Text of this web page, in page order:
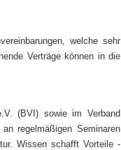
welche sehr
Verträge können in die
(BVI) sowie im Verband
regelmäßigen Seminaren
Wissen schafft Vorteile -